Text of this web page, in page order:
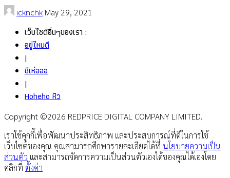
icknchk May 29, 2021
เว็บไซต์อื่นๆของเรา :
อยู่ไหนดี
|
ชีเห่อออ
|
Hoheho หิว
Copyright ©2026 REDPRICE DIGITAL COMPANY LIMITED.
เราใช้คุกกี้เพื่อพัฒนาประสิทธิภาพ และประสบการณ์ที่ดีในการใช้
เว็บไซต์ของคุณ คุณสามารถศึกษารายละเอียดได้ที่ นโยบายความเป็น
ส่วนตัว และสามารถจัดการความเป็นส่วนตัวเองได้ของคุณได้เองโดย
คลิกที่ ตั้งค่า